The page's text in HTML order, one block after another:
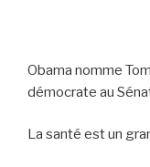
Obama nomme
démocrate au
La santé est un